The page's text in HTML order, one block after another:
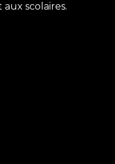
scolaires.